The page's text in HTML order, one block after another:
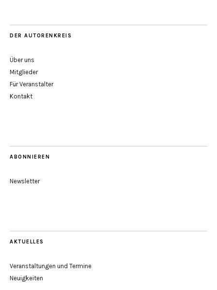
DER AUTORENKREIS
Über uns
Mitglieder
Für Veranstalter
Kontakt
ABONNIEREN
Newsletter
AKTUELLES
Veranstaltungen und Termine
Neuigkeiten